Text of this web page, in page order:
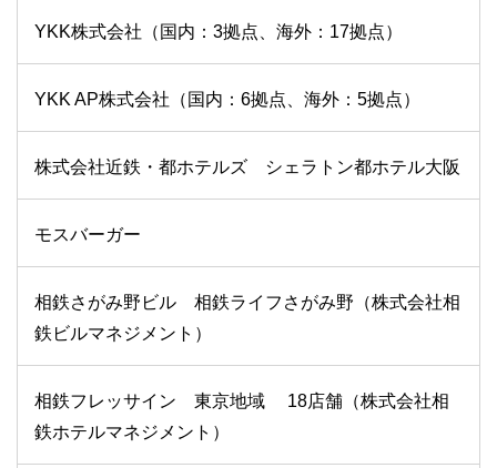
YKK株式会社（国内：3拠点、海外：17拠点）
YKK AP株式会社（国内：6拠点、海外：5拠点）
株式会社近鉄・都ホテルズ シェラトン都ホテル大阪
モスバーガー
相鉄さがみ野ビル 相鉄ライフさがみ野（株式会社相
鉄ビルマネジメント）
相鉄フレッサイン 東京地域 18店舗（株式会社相
鉄ホテルマネジメント）